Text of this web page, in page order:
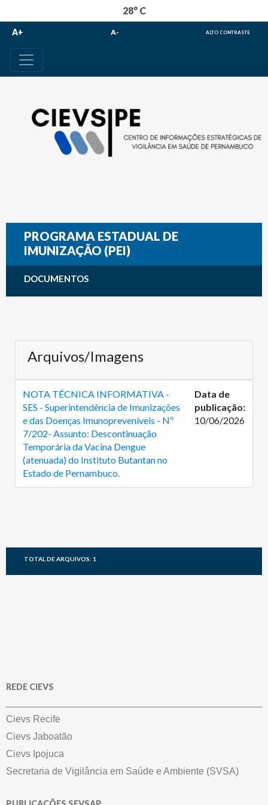
28° C
A+ A- ALTO CONTRASTE
PROGRAMA ESTADUAL DE
IMUNIZAÇÃO (PEI)
DOCUMENTOS
Arquivos/Imagens
NOTA TÉCNICA INFORMATIVA -
SES - Superintendência de Imunizações
e das Doenças Imunopreveníveis - Nº
7/202- Assunto: Descontinuação
Temporária da Vacina Dengue
(atenuada) do Instituto Butantan no
Estado de Pernambuco.
Data de
publicação:
10/06/2026
TOTAL DE ARQUIVOS: 1
REDE CIEVS
Cievs Recife
Cievs Jaboatão
Cievs Ipojuca
Secretaria de Vigilância em Saúde e Ambiente (SVSA)